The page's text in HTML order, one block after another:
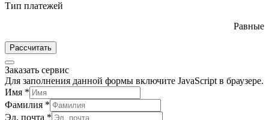
Тип платежей
Равные
Рассчитать
Заказать сервис
Для заполнения данной формы включите JavaScript в браузере.
Имя *
Фамилия *
Эл. почта *